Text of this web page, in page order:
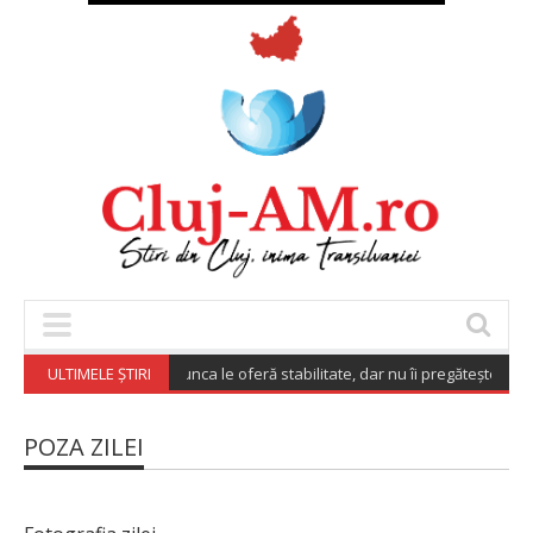
ULTIMELE ȘTIRI
angajați spun că munca le oferă stabilitate, dar nu îi pregătește
POZA ZILEI